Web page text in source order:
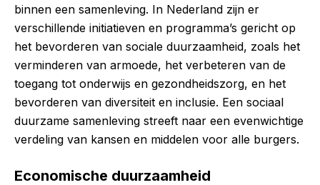
binnen een samenleving. In Nederland zijn er
verschillende initiatieven en programma’s gericht op
het bevorderen van sociale duurzaamheid, zoals het
verminderen van armoede, het verbeteren van de
toegang tot onderwijs en gezondheidszorg, en het
bevorderen van diversiteit en inclusie. Een sociaal
duurzame samenleving streeft naar een evenwichtige
verdeling van kansen en middelen voor alle burgers.
Economische duurzaamheid